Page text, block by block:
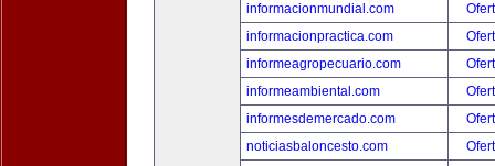
informacionmundial.com
informacionpractica.com
informeagropecuario.com
informeambiental.com
informesdemercado.com
noticiasbaloncesto.com